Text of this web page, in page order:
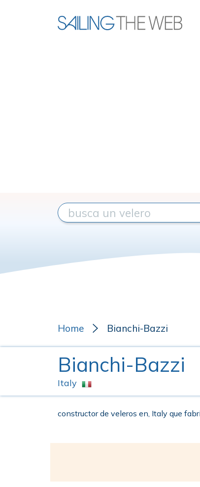
Home Bianchi-Bazzi
Bianchi-Bazzi
Italy
constructor de veleros en, Italy que